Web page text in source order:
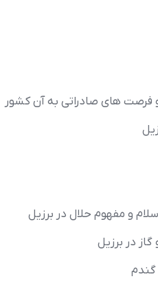
فرصت هاي صادراتي به آن کشور
و مفهوم حلال در برزيل
در برزيل
گندم